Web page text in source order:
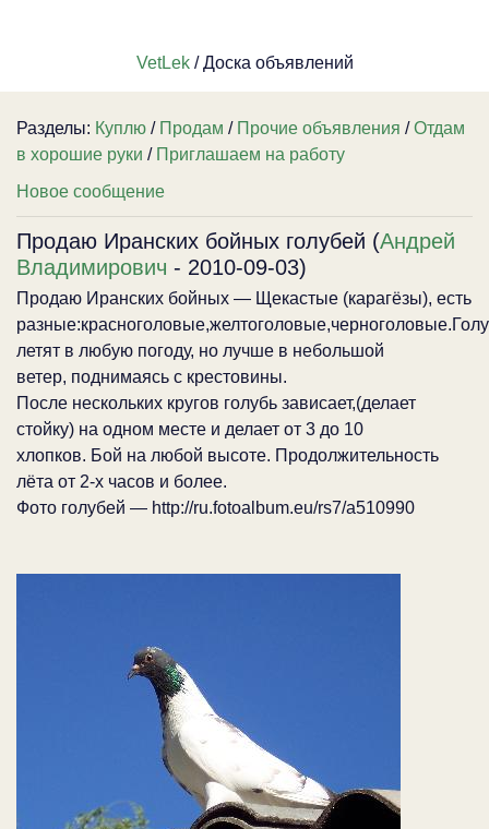
VetLek/ Доска объявлений
Разделы: Куплю / Продам / Прочие объявления /Отдам
в хорошие руки / Приглашаем на работу
Новое сообщение
Продаю Иранских бойных голубей (Андрей
Владимирович - 2010-09-03)
Продаю Иранских бойных — Щекастые (карагёзы), есть
летят в любую погоду, но лучше в небольшой
ветер, поднимаясь с крестовины.
После нескольких кругов голубь зависает,(делает
стойку) на одном месте и делает от 3 до 10
хлопков. Бой на любой высоте. Продолжительность
лёта от 2-х часов и более.
Фото голубей — http://ru.fotoalbum.eu/rs7/a510990